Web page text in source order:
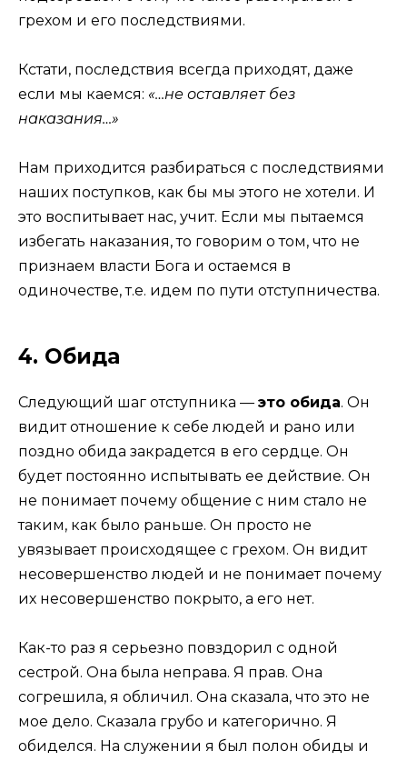
грехом и его последствиями.
Кстати, последствия всегда приходят, даже
если мы каемся: «…не оставляет без
наказания…»
Нам приходится разбираться с последствиями
наших поступков, как бы мы этого не хотели. И
это воспитывает нас, учит. Если мы пытаемся
избегать наказания, то говорим о том, что не
признаем власти Бога и остаемся в
одиночестве, т.е. идем по пути отступничества.
4. Обида
Следующий шаг отступника — это обида. Он
видит отношение к себе людей и рано или
поздно обида закрадется в его сердце. Он
будет постоянно испытывать ее действие. Он
не понимает почему общение с ним стало не
таким, как было раньше. Он просто не
увязывает происходящее с грехом. Он видит
несовершенство людей и не понимает почему
их несовершенство покрыто, а его нет.
Как-то раз я серьезно повздорил с одной
сестрой. Она была неправа. Я прав. Она
согрешила, я обличил. Она сказала, что это не
мое дело. Сказала грубо и категорично. Я
обиделся. На служении я был полон обиды и